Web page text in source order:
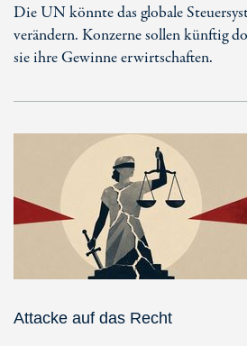
Die UN könnte das globale
verändern. Konzerne sollen künftig
sie ihre Gewinne erwirtschaften.
Attacke auf das Recht